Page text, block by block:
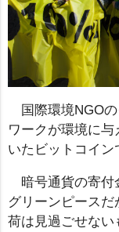
国際環境NGO
ワークが環境に
いたビットコイン
暗号通貨の寄付
グリーンピース
荷は見過ごせない